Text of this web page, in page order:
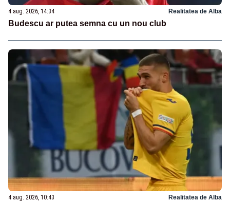
4 aug. 2026, 14:34 Realitatea de Alba
Budescu ar putea semna cu un nou club
4 aug. 2026, 10:43 Realitatea de Alba